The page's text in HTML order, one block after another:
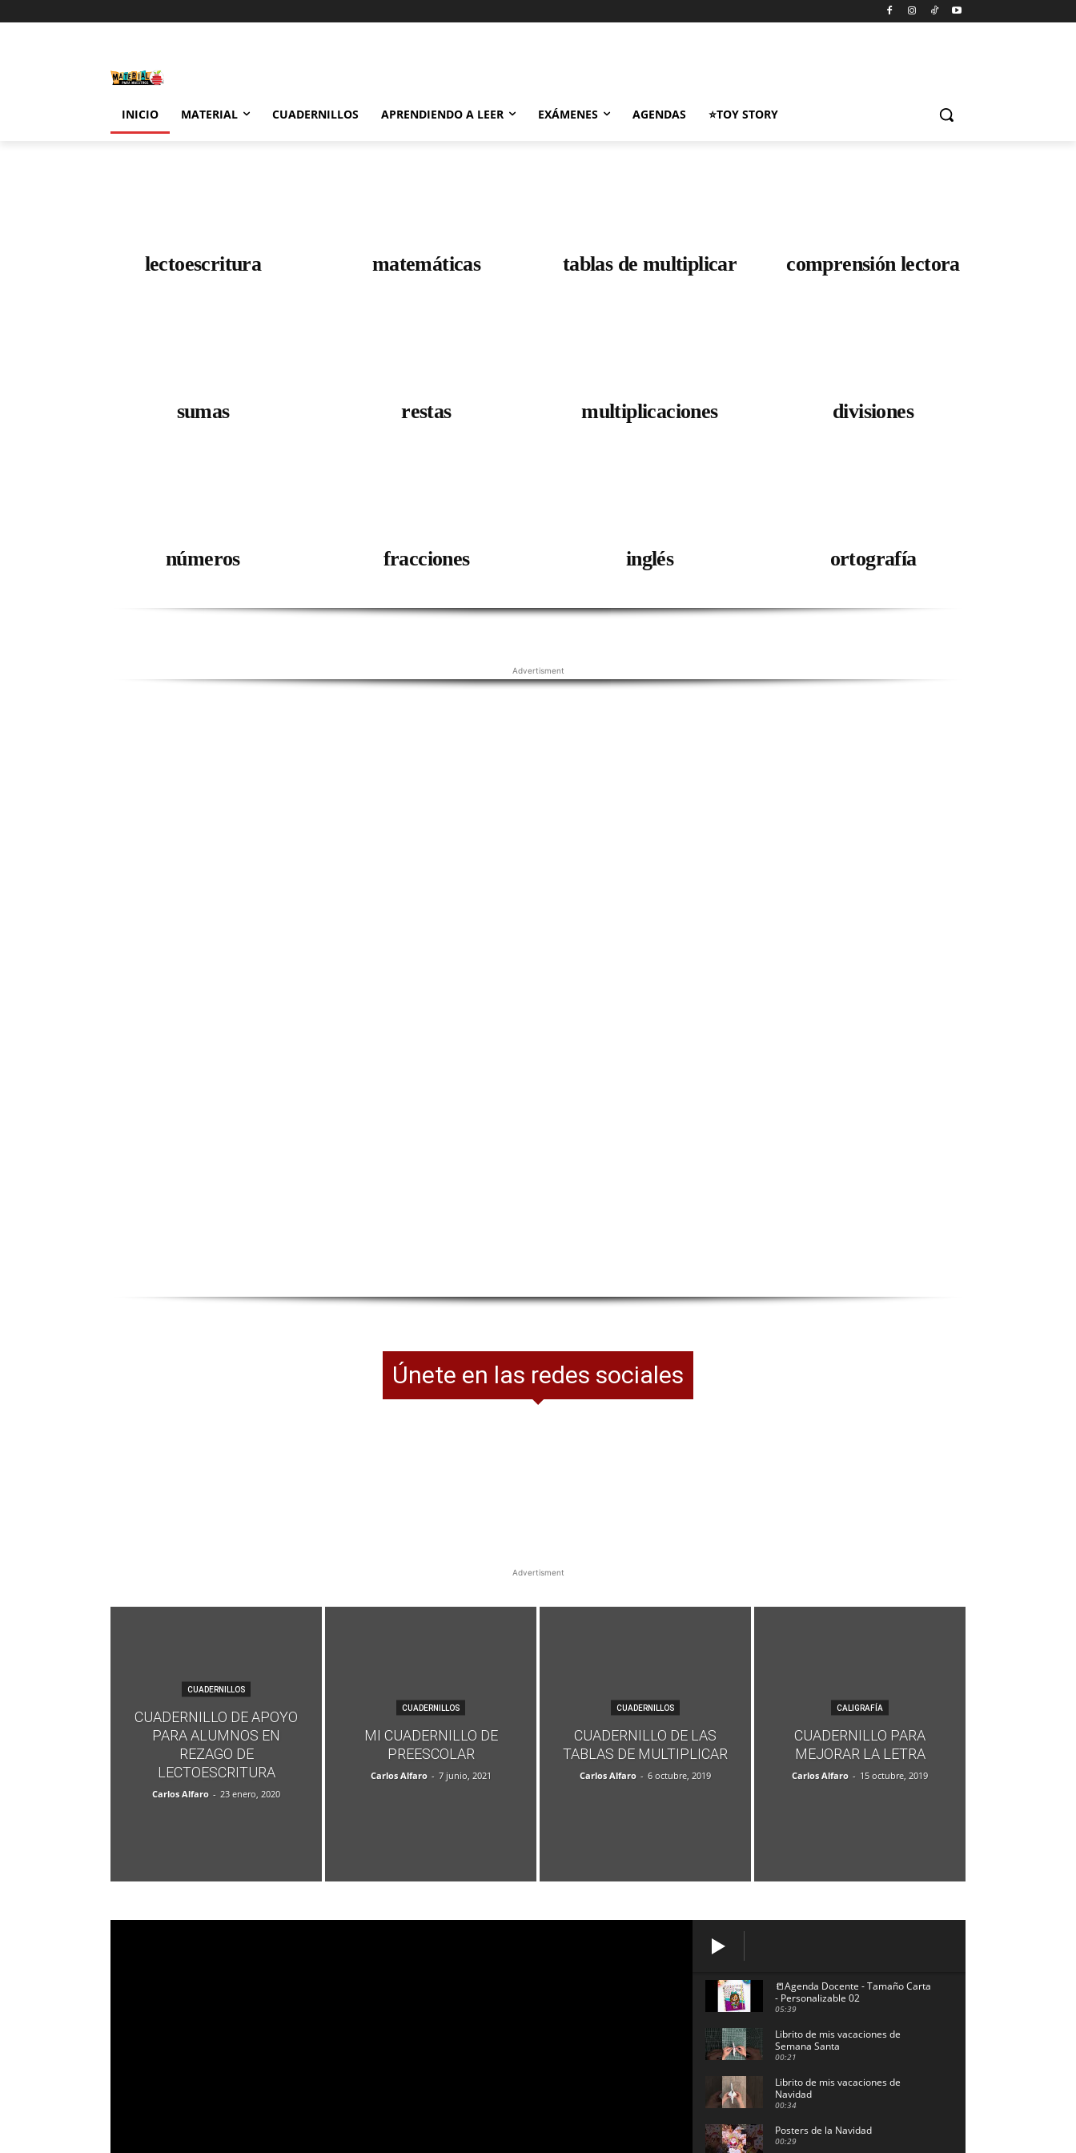
INICIO MATERIAL CUADERNILLOS APRENDIENDO A LEER EXÁMENES AGENDAS ⭐️TOY STORY
lectoescritura matemáticas tablas de multiplicar comprensión lectora
sumas restas multiplicaciones divisiones
números fracciones inglés ortografía
Advertisment
Únete en las redes sociales
Advertisment
CUADERNILLOS
CUADERNILLO DE APOYO
PARA ALUMNOS EN
REZAGO DE
LECTOESCRITURA
Carlos Alfaro - 23 enero, 2020
CUADERNILLOS
MI CUADERNILLO DE
PREESCOLAR
Carlos Alfaro - 7 junio, 2021
CUADERNILLOS
CUADERNILLO DE LAS
TABLAS DE MULTIPLICAR
Carlos Alfaro - 6 octubre, 2019
CALIGRAFÍA
CUADERNILLO PARA
MEJORAR LA LETRA
Carlos Alfaro - 15 octubre, 2019
📒Agenda Docente - Tamaño Carta
- Personalizable 02
05:39
Librito de mis vacaciones de
Semana Santa
00:21
Librito de mis vacaciones de
Navidad
00:34
Posters de la Navidad
00:29